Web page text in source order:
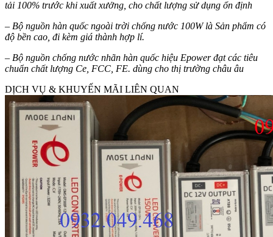
tải 100% trước khi xuất xưởng, cho chất lượng sử dụng ổn định
– Bộ nguồn hàn quốc ngoài trời chống nước 100W là Sản phẩm có
độ bền cao, đi kèm giá thành hợp lí.
– Bộ nguồn chống nước nhãn hàn quốc hiệu Epower đạt các tiêu
chuẩn chất lượng Ce, FCC, FE. dùng cho thị trường châu âu
DỊCH VỤ & KHUYẾN MÃI LIÊN QUAN